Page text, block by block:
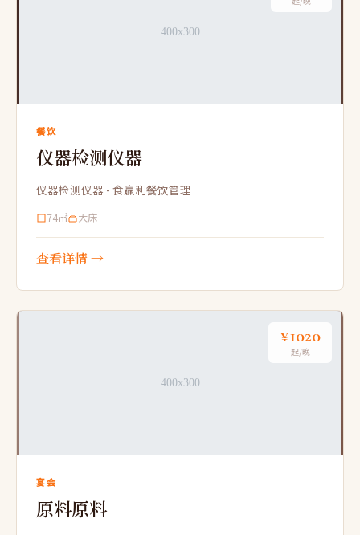
餐饮
仪器检测仪器
仪器检测仪器 - 食赢利餐饮管理
74㎡ 大床
查看详情 →
¥1020
起/晚
宴会
原料原料